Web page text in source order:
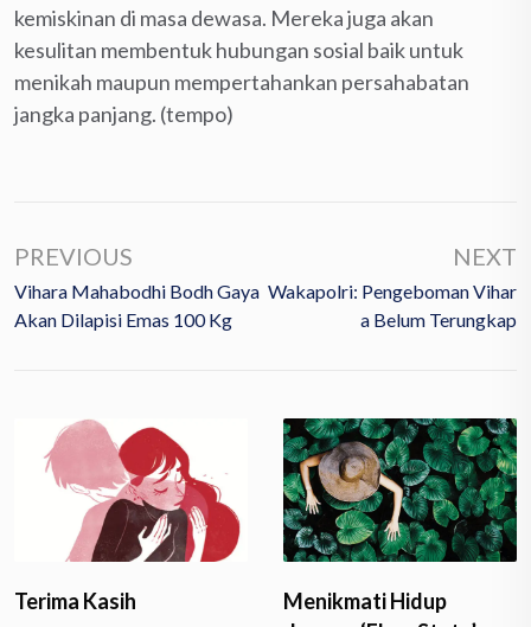
kemiskinan di masa dewasa. Mereka juga akan
kesulitan membentuk hubungan sosial baik untuk
menikah maupun mempertahankan persahabatan
jangka panjang. (tempo)
PREVIOUS
Vihara Mahabodhi Bodh Gaya
Akan Dilapisi Emas 100 Kg
NEXT
Wakapolri: Pengeboman Vihar
A Belum Terungkap
Terima Kasih
Menikmati Hidup